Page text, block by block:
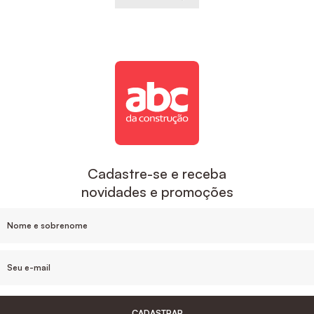
Cadastre-se e receba
novidades e promoções